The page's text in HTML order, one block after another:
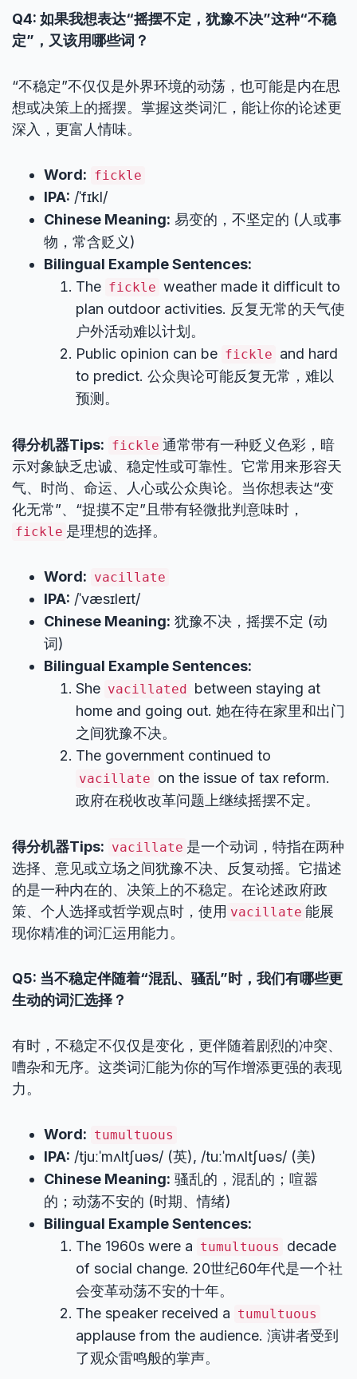
Q4: 如果我想表达“摇摆不定，犹豫不决”这种“不稳
定”，又该用哪些词？
“不稳定”不仅仅是外界环境的动荡，也可能是内在思
想或决策上的摇摆。掌握这类词汇，能让你的论述更
深入，更富人情味。
Word: fickle
IPA: /ˈfɪkl/
Chinese Meaning: 易变的，不坚定的 (人或事
物，常含贬义)
Bilingual Example Sentences:
The fickle weather made it difficult to
plan outdoor activities. 反复无常的天气使
户外活动难以计划。
Public opinion can be fickle and hard
to predict. 公众舆论可能反复无常，难以
预测。
得分机器Tips: fickle 通常带有一种贬义色彩，暗
示对象缺乏忠诚、稳定性或可靠性。它常用来形容天
气、时尚、命运、人心或公众舆论。当你想表达“变
化无常”、“捉摸不定”且带有轻微批判意味时，
fickle 是理想的选择。
Word: vacillate
IPA: /ˈvæsɪleɪt/
Chinese Meaning: 犹豫不决，摇摆不定 (动
词)
Bilingual Example Sentences:
She vacillated between staying at
home and going out. 她在待在家里和出门
之间犹豫不决。
The government continued to
vacillate on the issue of tax reform.
政府在税收改革问题上继续摇摆不定。
得分机器Tips: vacillate 是一个动词，特指在两种
选择、意见或立场之间犹豫不决、反复动摇。它描述
的是一种内在的、决策上的不稳定。在论述政府政
策、个人选择或哲学观点时，使用 vacillate 能展
现你精准的词汇运用能力。
Q5: 当不稳定伴随着“混乱、骚乱”时，我们有哪些更
生动的词汇选择？
有时，不稳定不仅仅是变化，更伴随着剧烈的冲突、
嘈杂和无序。这类词汇能为你的写作增添更强的表现
力。
Word: tumultuous
IPA: /tjuːˈmʌltʃuəs/ (英), /tuːˈmʌltʃuəs/ (美)
Chinese Meaning: 骚乱的，混乱的；喧嚣
的；动荡不安的 (时期、情绪)
Bilingual Example Sentences:
The 1960s were a tumultuous
decade
of social change. 20世纪60年代是一个社
会变革动荡不安的十年。
The speaker received a tumultuous
applause from the audience. 演讲者受到
了观众雷鸣般的掌声。